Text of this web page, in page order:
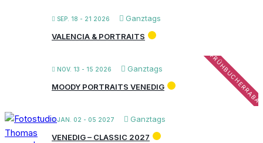
SEP. 18 - 21 2026
Ganztags
VALENCIA & PORTRAITS
NOV. 13 - 15 2026 Ganztags
MOODY PORTRAITS VENEDIG
JAN. 02 - 05 2027
Ganztags
VENEDIG – CLASSIC 2027